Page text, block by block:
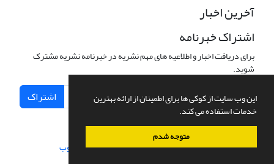
این وب سایت از کوکی ها برای اطمینان از ارائه بهترین
خدمات استفاده می کند.
متوجه شدم
آخرین اخبار
اشتراک خبرنامه
برای دریافت اخبار و اطلاعیه های مهم نشریه در خبرنامه نشریه مشترک
شوید.
اشتراک
سامانه مدیریت نشریات علمی.طراحی و پیاده سازی از سیناوب